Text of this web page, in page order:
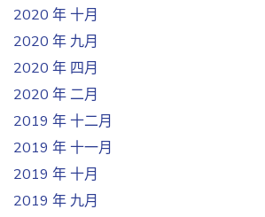
2020 年 十月
2020 年 九月
2020 年 四月
2020 年 二月
2019 年 十二月
2019 年 十一月
2019 年 十月
2019 年 九月